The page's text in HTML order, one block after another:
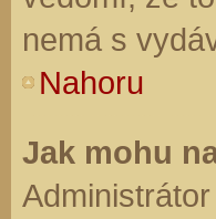
nemá s
Nahoru
Jak mohu